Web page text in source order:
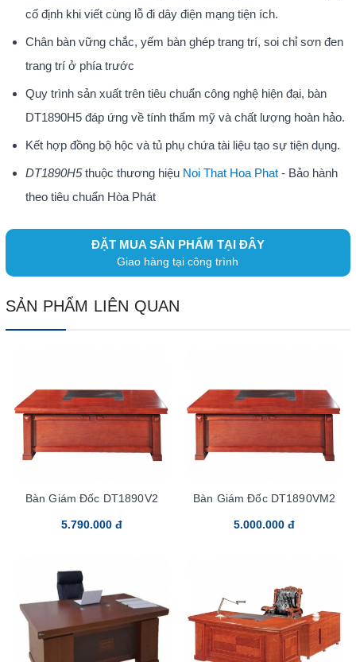
cố định khi viết cùng lỗ đi dây điện mạng tiện ích.
Chân bàn vững chắc, yếm bàn ghép trang trí, soi chỉ sơn đen
trang trí ở phía trước
Quy trình sản xuất trên tiêu chuẩn công nghệ hiện đại, bàn
DT1890H5 đáp ứng về tính thẩm mỹ và chất lượng hoàn hảo.
Kết hợp đồng bộ hộc và tủ phụ chứa tài liệu tạo sự tiện dụng.
DT1890H5thuộc thương hiệu Noi That Hoa Phat- Bảo hành
theo tiêu chuẩn Hòa Phát
ĐẶT MUA SẢN PHẨM TẠI ĐÂY
Giao hàng tại công trình
SẢN PHẨM LIÊN QUAN
Bàn Giám Đốc DT1890V2
5.790.000 đ
Bàn Giám Đốc DT1890VM2
5.000.000 đ